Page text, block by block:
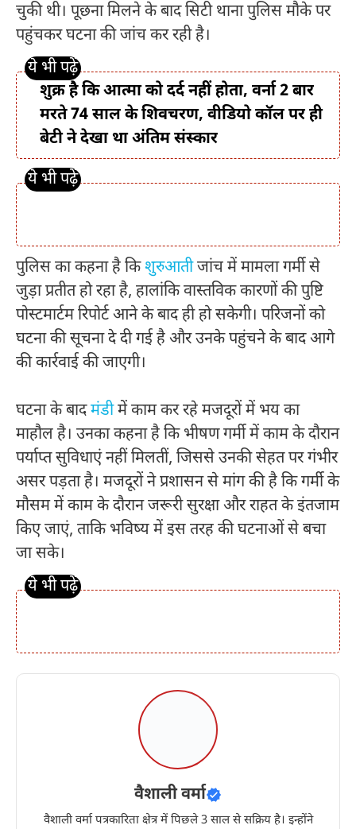
चुकी थी। पूछना मिलने के बाद सिटी थाना पुलिस मौके पर
पहुंचकर घटना की जांच कर रही है।
शुक्र है कि आत्मा को दर्द नहीं होता, वर्ना 2 बार
मरते 74 साल के शिवचरण, वीडियो कॉल पर ही
बेटी ने देखा था अंतिम संस्कार
पुलिस का कहना है किशुरुआतीजांच में मामला गर्मी से
जुड़ा प्रतीत हो रहा है, हालांकि वास्तविक कारणों की पुष्टि
पोस्टमार्टम रिपोर्ट आने के बाद ही हो सकेगी। परिजनों को
घटना की सूचना दे दी गई है और उनके पहुंचने के बाद आगे
की कार्रवाई की जाएगी।
घटना के बादमंडीमें काम कर रहे मजदूरों में भय का
माहौल है। उनका कहना है कि भीषण गर्मी में काम के दौरान
पर्याप्त सुविधाएं नहीं मिलतीं, जिससे उनकी सेहत पर गंभीर
असर पड़ता है। मजदूरों ने प्रशासन से मांग की है कि गर्मी के
मौसम में काम के दौरान जरूरी सुरक्षा और राहत के इंतजाम
किए जाएं, ताकि भविष्य में इस तरह की घटनाओं से बचा
जा सके।
वैशाली वर्मा
वैशाली वर्मा पत्रकारिता क्षेत्र में पिछले 3 साल से सक्रिय है। इन्होंने